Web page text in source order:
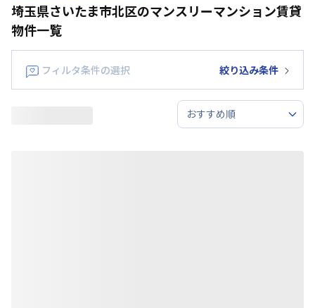
埼玉県さいたま市北区のマンスリーマンション賃貸
物件一覧
フィルタ条件の選択 絞り込み条件